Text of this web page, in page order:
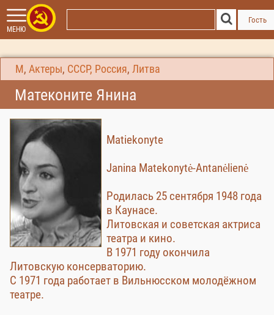
МЕНЮ
Гость
М , Актеры, СССР, Россия, Литва
Матеконите Янина
Matiekonyte
Janina Matekonytė-Antanėlienė
Родилась 25 сентября 1948 года
в Каунасе.
Литовская и советская актриса
театра и кино.
В 1971 году окончила
Литовскую консерваторию.
С 1971 года работает в Вильнюсском молодёжном
театре.